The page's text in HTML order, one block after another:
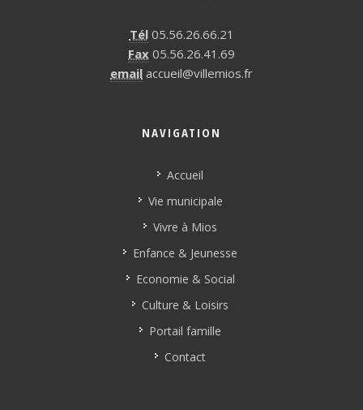
Tél05.56.26.66.21
Fax 05.56.26.41.69
email accueil@villemios.fr
NAVIGATION
Accueil
Vie municipale
Vivre à Mios
Enfance & Jeunesse
Economie & Social
Culture & Loisirs
Portail famille
Contact